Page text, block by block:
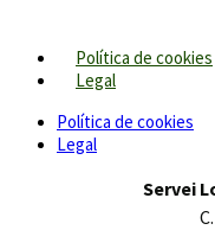
Política de cookies
Legal
Política de cookies
Legal
Servei